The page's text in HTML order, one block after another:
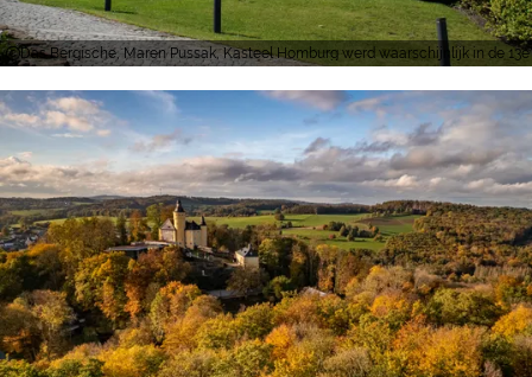
Das Bergische, Maren Pussak, Kasteel Homburg werd waarschijnlijk in de